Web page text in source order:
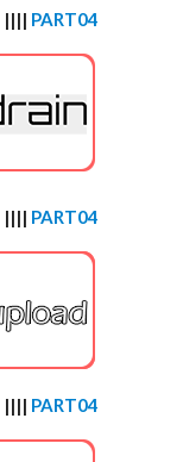
|||| PART04
|||| PART04
|||| PART04